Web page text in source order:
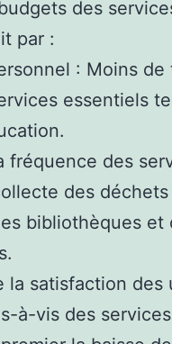
des
par :
: Moins de
essentiels
fréquence des
des
bibliothèques et
la satisfaction des
à-vis des